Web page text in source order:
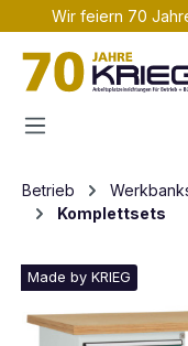
Zum Hauptinhalt
Wir feiern 70
Betrieb
Komplettsets
Made by KRIEG